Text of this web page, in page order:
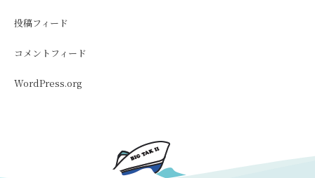
投稿フィード
コメントフィード
WordPress.org